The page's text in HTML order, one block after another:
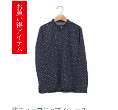
お
買
い
得
ア
イ
テ
ム